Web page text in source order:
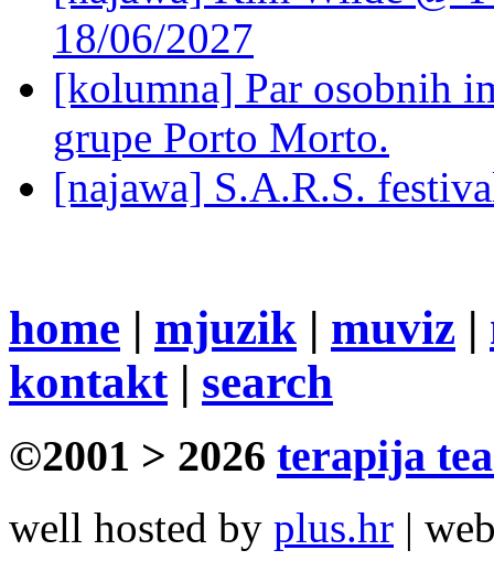
18/06/2027
[kolumna] Par osobnih
grupe Porto Morto.
[najawa] S.A.R.S.
home | mjuzik | muviz |
kontakt| search
©2001 > 2026 terapija
well hosted by plus.hr |